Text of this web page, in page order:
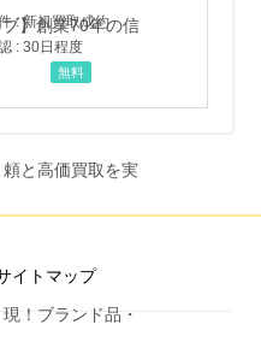
: 新規買取成約
: 30日程度
無料
イトマップ